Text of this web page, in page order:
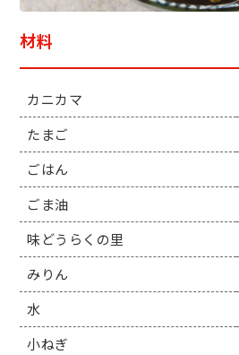
材料
カニカマ
たまご
ごはん
ごま油
味どうらくの里
みりん
水
小ねぎ